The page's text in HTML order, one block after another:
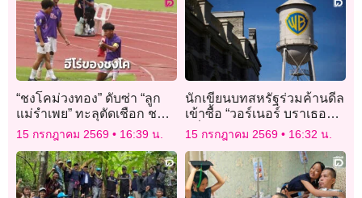
“ชงโคม่วงทอง” ดับซ่า “ลูก
แม่รำเพย” ทะลุตัดเชือก ชน
“เจ้าสัวน้อย” ศึกกรมพลศึกษา
เดลินิวส์ คัพ 2026″
15 กรกฎาคม 2569 16:39 น.
นักเขียนบทสหรัฐร่วมค้านดีล
เข้าซื้อ “วอร์เนอร์ บราเธอร์ส”
หวั่นคุกคามฮอลลีวูด
15 กรกฎาคม 2569 16:32 น.